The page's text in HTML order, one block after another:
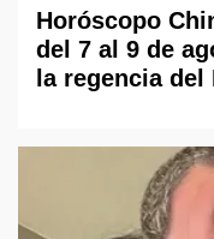
Horóscopo
del 7 al 9 de
la regencia